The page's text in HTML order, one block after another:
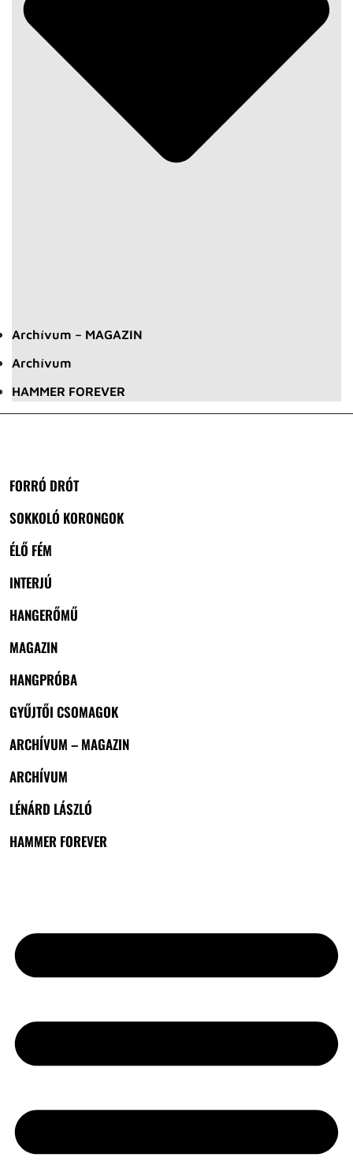
Archívum – MAGAZIN
Archívum
HAMMER FOREVER
FORRÓ DRÓT
SOKKOLÓ KORONGOK
ÉLŐ FÉM
INTERJÚ
HANGERŐMŰ
MAGAZIN
HANGPRÓBA
GYŰJTŐI CSOMAGOK
ARCHÍVUM – MAGAZIN
ARCHÍVUM
LÉNÁRD LÁSZLÓ
HAMMER FOREVER